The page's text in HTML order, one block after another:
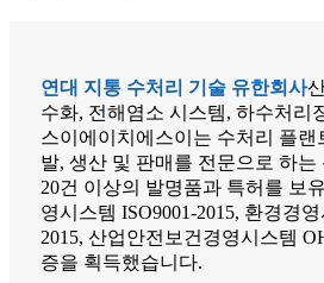
연대 지통 수처리 기술 유한회사
수화, 전해염소 시스템, 하수처리
스이에이치에스이는 수처리 플랜
발, 생산 및 판매를 전문으로 하는
20건 이상의 발명품과 특허를 보
영시스템 ISO9001-2015, 환경경
2015, 산업안전보건경영시스템
증을 획득했습니다.